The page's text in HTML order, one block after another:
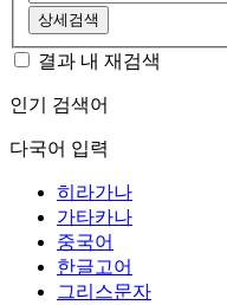
상세검색
결과 내 재검색
인기 검색어
다국어 입력
히라가나
가타카나
중국어
한글고어
그리스문자